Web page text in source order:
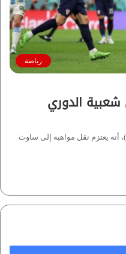
رياضة
الدوري
العالمي ليونيل ميسي (35 عاما)، أنه يعتزم نقل مواهبه إلى ساوث